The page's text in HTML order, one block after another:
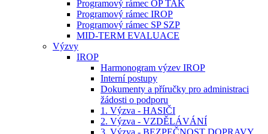
Programový rámec OP TAK
Programový rámec IROP
Programový rámec SP SZP
MID-TERM EVALUACE
Výzvy
IROP
Harmonogram výzev IROP
Interní postupy
Dokumenty a příručky pro administraci
žádosti o podporu
1. Výzva - HASIČI
2. Výzva - VZDĚLÁVÁNÍ
3. Výzva - BEZPEČNOST DOPRAVY